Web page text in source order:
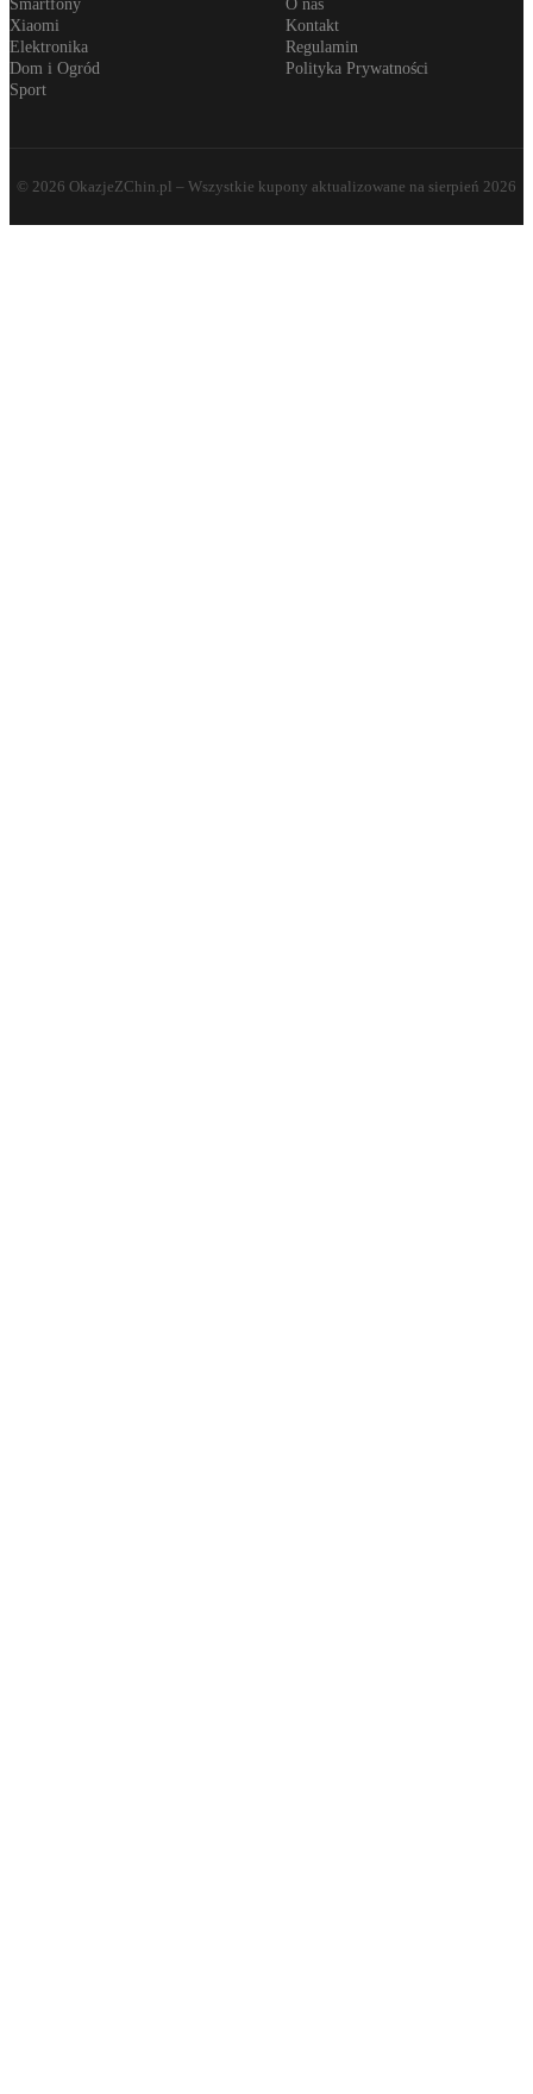
Smartfony
Xiaomi
Elektronika
Dom i Ogród
Sport
O nas
Kontakt
Regulamin
Polityka Prywatności
© 2026 OkazjeZChin.pl – Wszystkie kupony aktualizowane na sierpień 2026